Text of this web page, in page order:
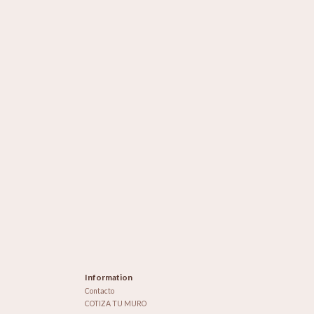
Information
Contacto
COTIZA TU MURO